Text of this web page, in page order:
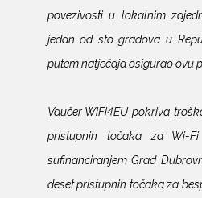
povezivosti u lokalnim
jedan od sto gradova u
putem natječaja osigurao ovu
Vaučer WiFi4EU pokriva
pristupnih točaka za Wi-Fi
sufinanciranjem Grad
deset pristupnih točaka za